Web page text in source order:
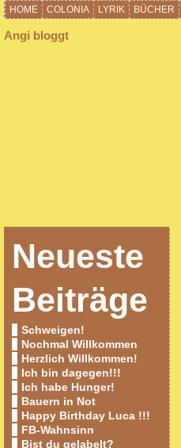
HOME COLONIA LYRIK BÜCHER
Angi bloggt
Neueste
Beiträge
Schweigen!
Nochmal Willkommen
Herzlich Willkommen!
Ich bin dagegen!!!
Ich habe Hunger!
Bauern in Not
Happy Birthday Luca !!!
FB-Wahnsinn
Bist du gelabelt?